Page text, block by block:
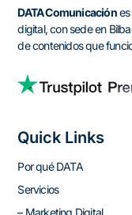
DATA Comunicaciónes
digital, con sede en
de contenidos que
Quick Links
Por qué DATA
Servicios